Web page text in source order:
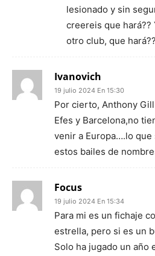
lesionado y sin
creereis que
otro club, que
Ivanovich
19 julio 2024 En 15:30
Por cierto, Anthony
Efes y Barcelona,no
venir a Europa….lo
estos bailes de
Focus
19 julio 2024 En 15:34
Para mi es un fichaje
estrella, pero si es un
Solo ha jugado un año